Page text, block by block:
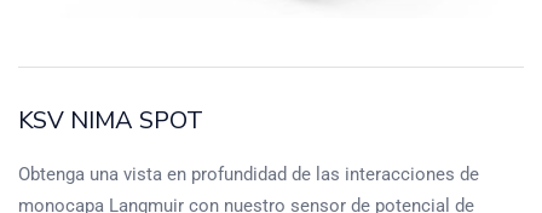
KSV NIMA SPOT
Obtenga una vista en profundidad de las interacciones de
monocapa Langmuir con nuestro sensor de potencial de